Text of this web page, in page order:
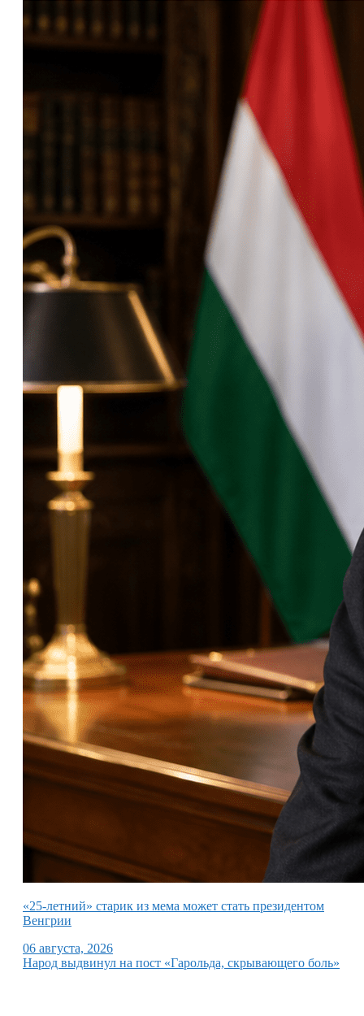
«25-летний» старик из мема может стать президентом
Венгрии
06 августа, 2026
Народ выдвинул на пост «Гарольда, скрывающего боль»